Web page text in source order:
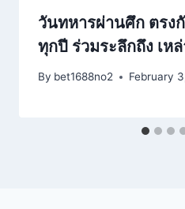
วันทหารผ่านศึก ตรง
ทุกปี ร่วมระลึกถึง เห
By bet1688no2 February